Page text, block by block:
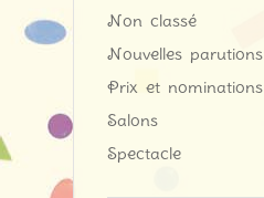
Non classé
Nouvelles parutions
Prix et nominations
Salons
Spectacle